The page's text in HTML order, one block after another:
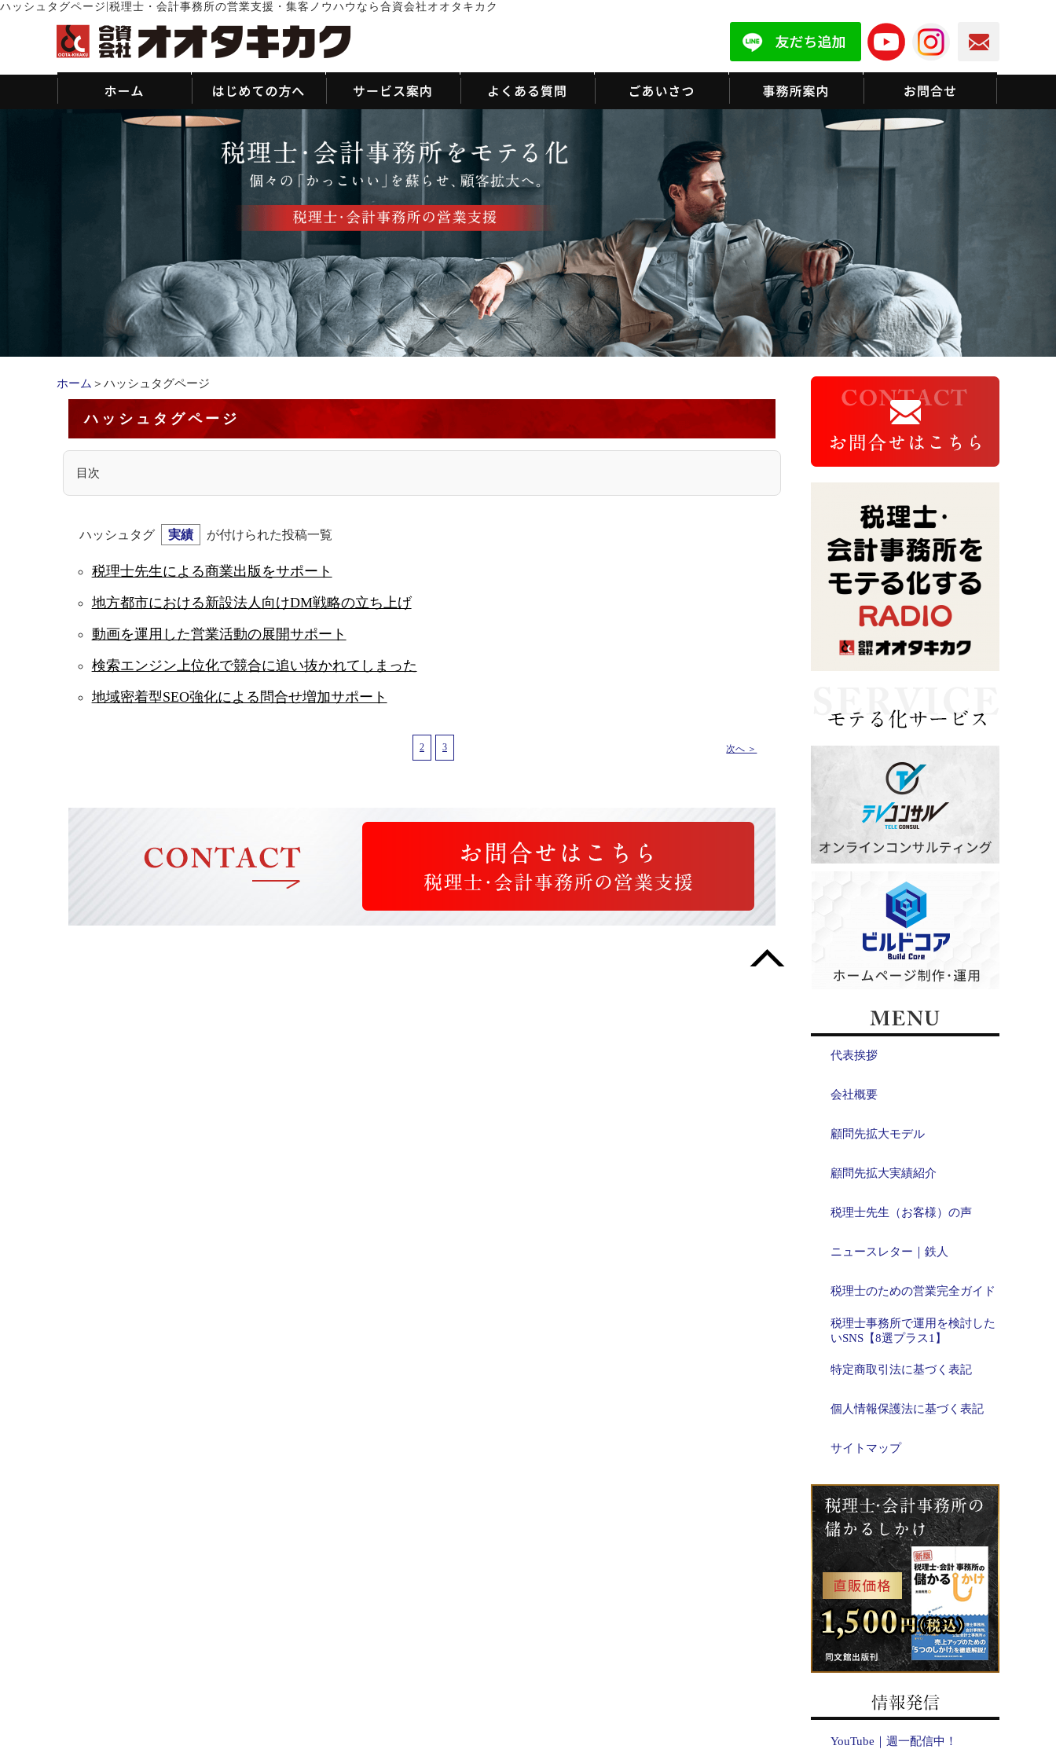
ハッシュタグページ 税理士・会計事務所の営業支援・集客ノウハウなら合資会社オオタキカク
ホーム ＞ハッシュタグページ
ハッシュタグページ
目次
ハッシュタグ 実績 が付けられた投稿一覧
税理士先生による商業出版をサポート
地方都市における新設法人向けDM戦略の立ち上げ
動画を運用した営業活動の展開サポート
検索エンジン上位化で競合に追い抜かれてしまった
地域密着型SEO強化による問合せ増加サポート
2 3 次へ ＞
代表挨拶
会社概要
顧問先拡大モデル
顧問先拡大実績紹介
税理士先生（お客様）の声
ニュースレター｜鉄人
税理士のための営業完全ガイド
税理士事務所で運用を検討した
いSNS【8選プラス1】
特定商取引法に基づく表記
個人情報保護法に基づく表記
サイトマップ
YouTube｜週一配信中！